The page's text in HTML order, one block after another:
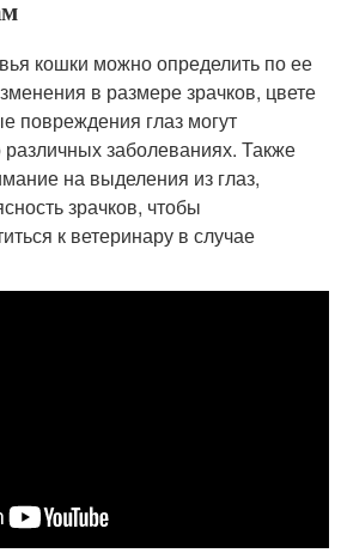
кошки можно определить по ее
в размере зрачков, цвете
повреждения глаз могут
различных заболеваниях. Также
на выделения из глаз,
зрачков, чтобы
к ветеринару в случае